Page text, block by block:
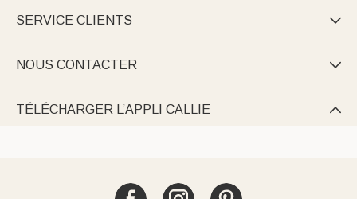
SERVICE CLIENTS 
NOUS CONTACTER 
TÉLÉCHARGER L’APPLI CALLIE 